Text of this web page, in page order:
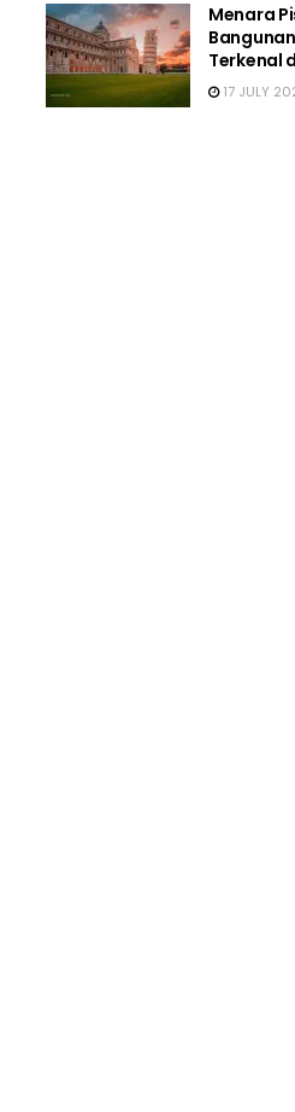
Menara
Terkenal
17 JULY